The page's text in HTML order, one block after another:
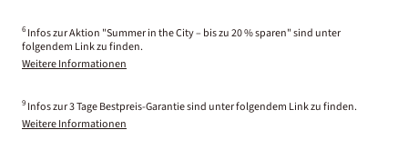
6 Infos zur Aktion "Summer in the City – bis zu 20 % sparen" sind unter
folgendem Link zu finden.
Weitere Informationen
9 Infos zur 3 Tage Bestpreis-Garantie sind unter folgendem Link zu finden.
Weitere Informationen